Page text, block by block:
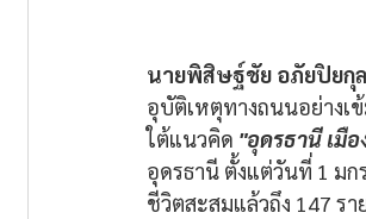
นายพิสิษฐ์ชัย อภัยปิยกุล
อุบัติเหตุทางถนนอย่างเ
ใต้แนวคิด "อุดรธานี เมื
อุดรธานี ตั้งแต่วันที่ 1 มก
ชีวิตสะสมแล้วถึง 147 รา